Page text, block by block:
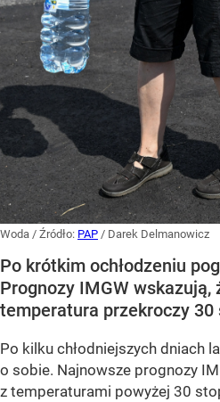
Woda / Źródło: PAP / Darek Delmanowicz
Po krótkim ochłodzeniu
Prognozy IMGW wskazują,
temperatura przekroczy 30
Po kilku chłodniejszych dniach
o sobie. Najnowsze prognozy
z temperaturami powyżej 30